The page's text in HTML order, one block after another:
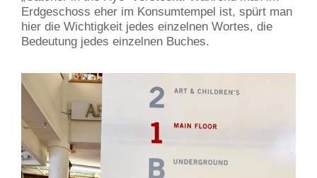
Erdgeschoss eher im Konsumtempel ist, spürt man
hier die Wichtigkeit jedes einzelnen Wortes, die
Bedeutung jedes einzelnen Buches.